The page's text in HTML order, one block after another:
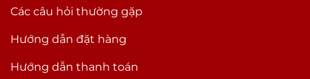
Các câu hỏi thường gặp
Hướng dẫn đặt hàng
Hướng dẫn thanh toán